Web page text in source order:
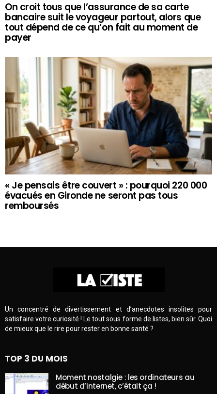
On croit tous que l’assurance de sa carte
bancaire suit le voyageur partout, alors que
tout dépend de ce qu’on fait au moment de
payer
« Je pensais être couvert » : pourquoi 220 000
évacués en Gironde ne seront pas tous
remboursés
Un concentré de divertissement et d’anecdotes insolites pour
satisfaire votre curiosité ! Le tout sous forme de listes, bien sûr. Quoi
de mieux que le rire pour rester en bonne santé ?
TOP 3 DU MOIS
Moment nostalgie : les ordinateurs au
début d’internet, c’était ça !